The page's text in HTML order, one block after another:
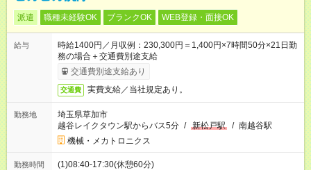
派遣 職種未経験OK ブランクOK WEB登録・面接OK
給与
時給1400円／月収例：230,300円＝1,400円×7時間50分×21日勤
務の場合＋交通費別途支給
交通費別途支給あり
交通費 実費支給／当社規定あり。
勤務地
埼玉県草加市
越谷レイクタウン駅からバス5分 / 新松戸駅 / 南越谷駅
機械・メカトロニクス
勤務時間 (1)08:40-17:30(休憩60分)